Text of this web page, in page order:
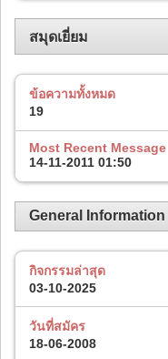
สมุดเยี่ยม
ข้อความทั้งหมด
19
Most Recent Message
14-11-2011 01:50
General Information
กิจกรรมล่าสุด
03-10-2025
วันที่สมัคร
18-06-2008